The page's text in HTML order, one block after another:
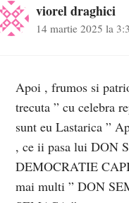
viorel draghici
14 martie 2025 la
Apoi , frumos si
trecuta ” cu celebra
sunt eu Lastarica ”
, ce ii pasa lui DON
DEMOCRATIE
mai multi ” DON